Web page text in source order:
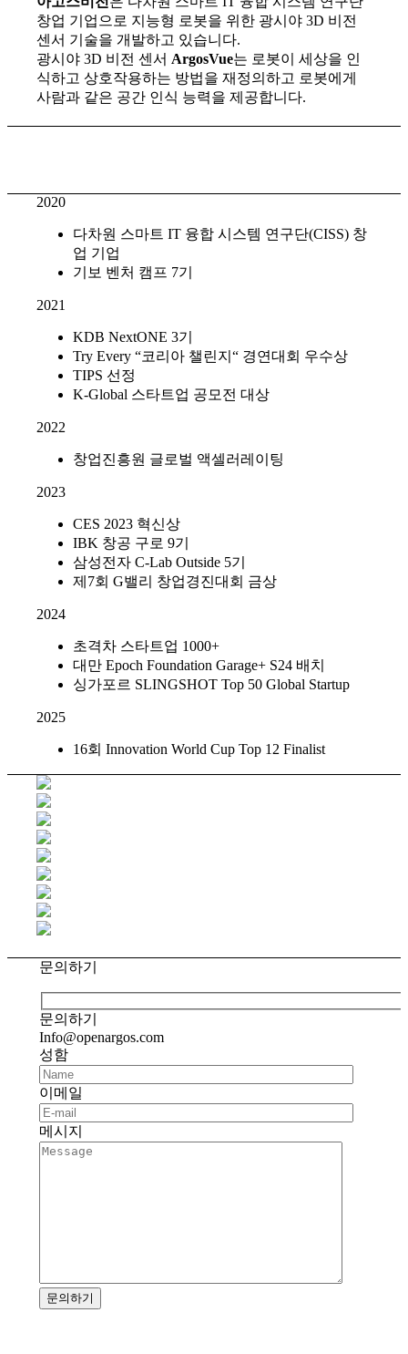
창업 기업으로 지능형 로봇을 위한 광시야 3D 비전
센서 기술을 개발하고 있습니다.
광시야 3D 비전 센서 ArgosVue는 로봇이 세상을 인
식하고 상호작용하는 방법을 재정의하고 로봇에게
사람과 같은 공간 인식 능력을 제공합니다.
2020
다차원 스마트 IT 융합 시스템 연구단(CISS) 창
업 기업
기보 벤처 캠프 7기
2021
KDB NextONE 3기
Try Every “코리아 챌린지“ 경연대회 우수상
TIPS 선정
K-Global 스타트업 공모전 대상
2022
창업진흥원 글로벌 액셀러레이팅
2023
CES 2023 혁신상
IBK 창공 구로 9기
삼성전자 C-Lab Outside 5기
제7회 G밸리 창업경진대회 금상
2024
초격차 스타트업 1000+
대만 Epoch Foundation Garage+ S24 배치
싱가포르 SLINGSHOT Top 50 Global Startup
2025
16회 Innovation World Cup Top 12 Finalist
문의하기
문의하기
Info@openargos.com
성함
이메일
메시지